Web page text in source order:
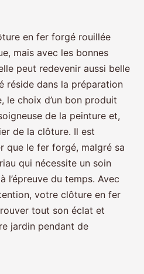
en fer forgé rouillée
mais avec les bonnes
peut redevenir aussi belle
réside dans la préparation
le choix d’un bon produit
de la peinture et,
de la clôture. Il est
que le fer forgé, malgré sa
qui nécessite un soin
l’épreuve du temps. Avec
votre clôture en fer
tout son éclat et
jardin pendant de